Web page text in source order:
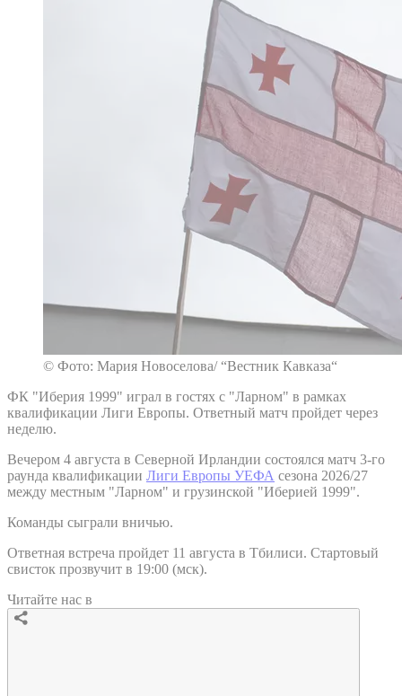
© Фото: Мария Новоселова/ “Вестник Кавказа“
ФК "Иберия 1999" играл в гостях с "Ларном" в рамках
квалификации Лиги Европы. Ответный матч пройдет через
неделю.
Вечером 4 августа в Северной Ирландии состоялся матч 3-го
раунда квалификации Лиги Европы УЕФА сезона 2026/27
между местным "Ларном" и грузинской "Иберией 1999".
Команды сыграли вничью.
Ответная встреча пройдет 11 августа в Тбилиси. Стартовый
свисток прозвучит в 19:00 (мск).
Читайте нас в